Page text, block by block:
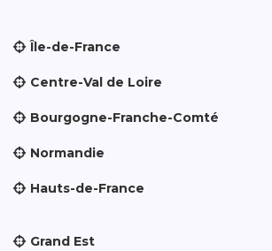
Île-de-France
Centre-Val de Loire
Bourgogne-Franche-Comté
Normandie
Hauts-de-France
Grand Est